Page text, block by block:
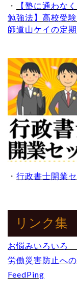
・
【塾に通わな
勉強法】高校受
師道山ケイの定
・ 行政書士開業セ
リンク集
お悩みいろいろ
労働災害防止へ
FeedPing